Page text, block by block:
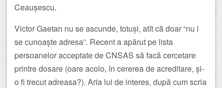
Ceaușescu.
Victor Gaetan nu se ascunde, totuși, atît că doar “nu i
se cunoaște adresa”. Recent a apărut pe lista
persoanelor acceptate de CNSAS să facă cercetare
printre dosare (oare acolo, în cererea de acreditare, și-
o fi trecut adreasa?). Aria lui de interes, după cum scria